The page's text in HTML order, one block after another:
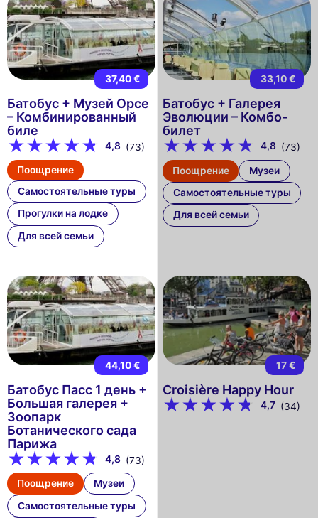
37,40 €
Батобус + Музей Орсе
– Комбинированный
биле
4,8 (73)
Поощрение
Самостоятельные туры
Прогулки на лодке
Для всей семьи
33,10 €
Батобус + Галерея
Эволюции – Комбо-
билет
4,8 (73)
Поощрение
Музеи
Самостоятельные туры
Для всей семьи
44,10 €
Батобус Пасс 1 день +
Большая галерея +
Зоопарк
Ботанического сада
Парижа
4,8 (73)
Поощрение
Музеи
Самостоятельные туры
17 €
Croisière Happy Hour
4,7 (34)